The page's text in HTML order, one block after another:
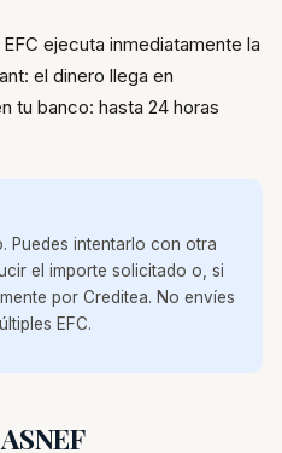
ejecuta inmediatamente la
el dinero llega en
tu banco: hasta 24 horas
Puedes intentarlo con otra
el importe solicitado o, si
por Creditea. No envíes
EFC.